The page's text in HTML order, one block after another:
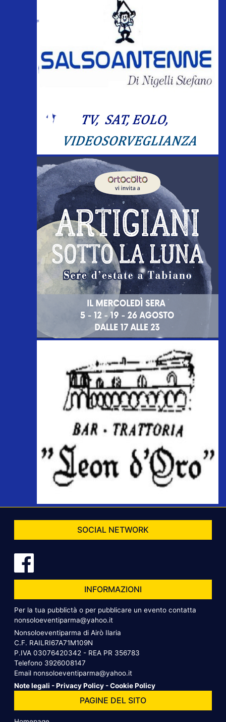
SOCIAL NETWORK
INFORMAZIONI
Per la tua pubblictà o per pubblicare un evento contatta
nonsoloeventiparma@yahoo.it
Nonsoloeventiparma di Airò Ilaria
C.F. RAILRI67A71M109N
P.IVA 03076420342 - REA PR 356783
Telefono 3926008147
Email nonsoloeventiparma@yahoo.it
Note legali -Privacy Policy -Cookie Policy
PAGINE DEL SITO